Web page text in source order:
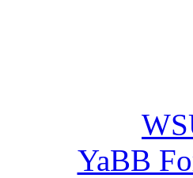
YaBB